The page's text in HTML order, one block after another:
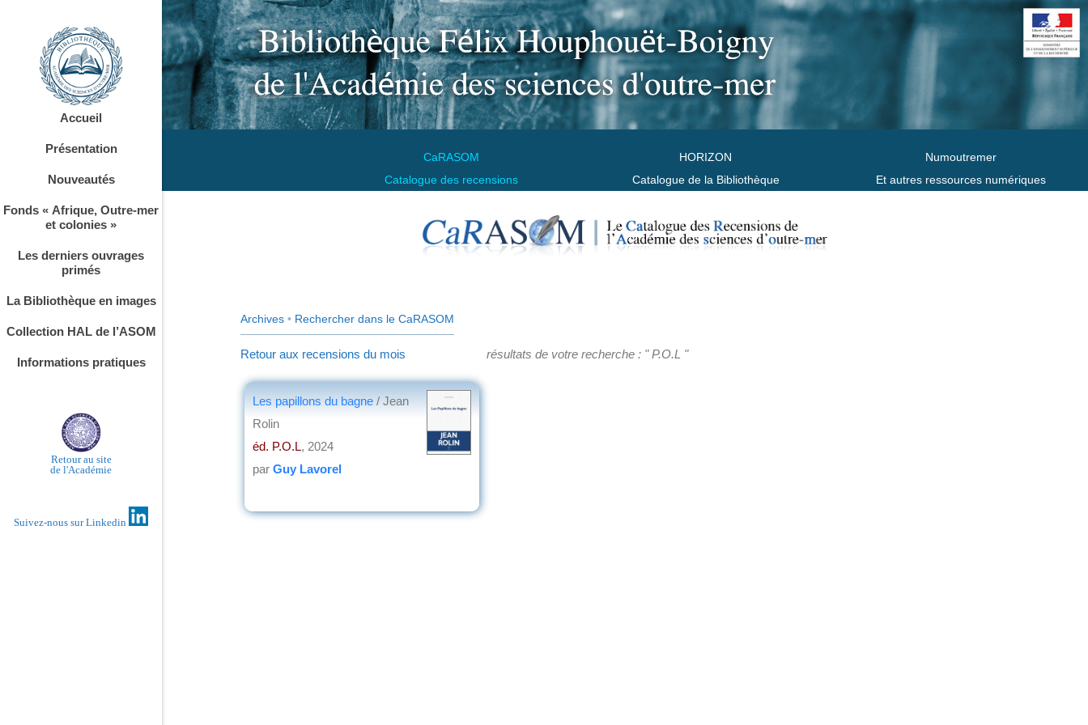
CaRASOM
Catalogue des recensions
HORIZON
Catalogue de la Bibliothèque
Numoutremer
Et autres ressources numériques
Accueil
Présentation
Nouveautés
Fonds « Afrique, Outre-mer
et colonies »
Les derniers ouvrages
primés
La Bibliothèque en images
Collection HAL de l’ASOM
Informations pratiques
Retour au site
de l'Académie
Suivez-nous sur Linkedin
Archives • Rechercher dans le CaRASOM
Retour aux recensions du mois résultats de votre recherche : " P.O.L "
Les papillons du bagne / Jean
Rolin
éd. P.O.L, 2024
par Guy Lavorel